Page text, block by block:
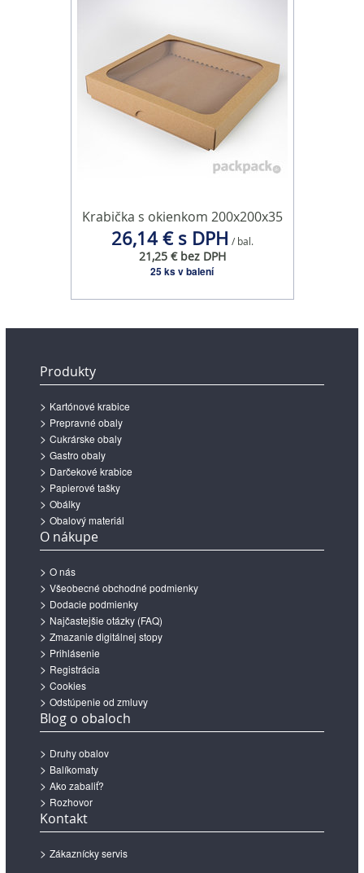
Krabička s okienkom 200x200x35
26,14 € s DPH / bal.
21,25 € bez DPH
25 ks v balení
Produkty
Kartónové krabice
Prepravné obaly
Cukrárske obaly
Gastro obaly
Darčekové krabice
Papierové tašky
Obálky
Obalový materiál
O nákupe
O nás
Všeobecné obchodné podmienky
Dodacie podmienky
Najčastejšie otázky (FAQ)
Zmazanie digitálnej stopy
Prihlásenie
Registrácia
Cookies
Odstúpenie od zmluvy
Blog o obaloch
Druhy obalov
Balíkomaty
Ako zabaliť?
Rozhovor
Kontakt
Zákaznícky servis